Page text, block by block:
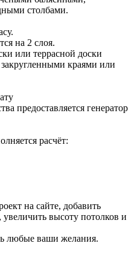
столбами.
на 2 слоя.
или террасной доски
закругленными краями или
предоставляется генератор
расчёт:
на сайте, добавить
увеличить высоту потолков и
любые ваши желания.